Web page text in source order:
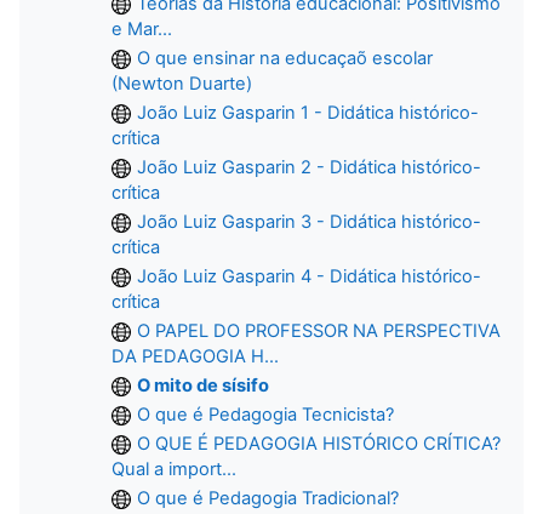
e Mar...
O que ensinar na educaçaõ escolar
(Newton Duarte)
João Luiz Gasparin 1 - Didática histórico-
crítica
João Luiz Gasparin 2 - Didática histórico-
crítica
João Luiz Gasparin 3 - Didática histórico-
crítica
João Luiz Gasparin 4 - Didática histórico-
crítica
O PAPEL DO PROFESSOR NA PERSPECTIVA
DA PEDAGOGIA H...
O mito de sísifo
O que é Pedagogia Tecnicista?
O QUE É PEDAGOGIA HISTÓRICO CRÍTICA?
Qual a import...
O que é Pedagogia Tradicional?